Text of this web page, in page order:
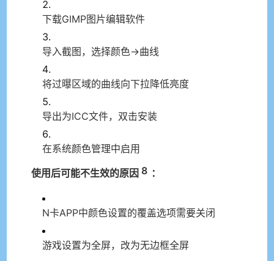
下载GIMP图片编辑软件
导入截图，选择颜色→曲线
将过曝区域的曲线向下拉降低亮度
导出为ICC文件，双击安装
在系统颜色管理中启用
使用后可能不生效的原因 8 ：
N卡APP中颜色设置的覆盖选项需要关闭
游戏设置为全屏，改为无边框全屏